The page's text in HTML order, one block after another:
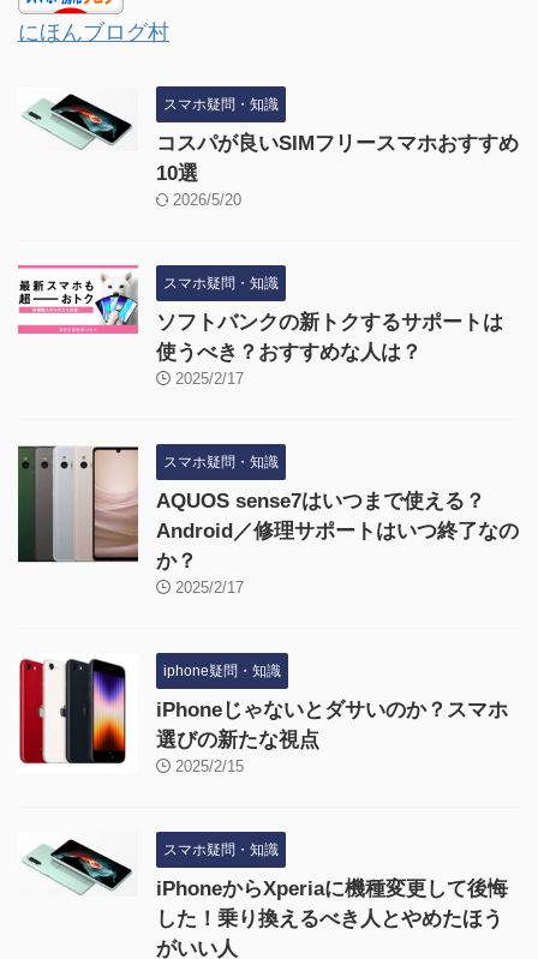
にほんブログ村
スマホ疑問・知識
コスパが良いSIMフリースマホおすすめ
10選
2026/5/20
スマホ疑問・知識
ソフトバンクの新トクするサポートは
使うべき？おすすめな人は？
2025/2/17
スマホ疑問・知識
AQUOS sense7はいつまで使える？
Android／修理サポートはいつ終了なの
か？
2025/2/17
iphone疑問・知識
iPhoneじゃないとダサいのか？スマホ
選びの新たな視点
2025/2/15
スマホ疑問・知識
iPhoneからXperiaに機種変更して後悔
した！乗り換えるべき人とやめたほう
がいい人